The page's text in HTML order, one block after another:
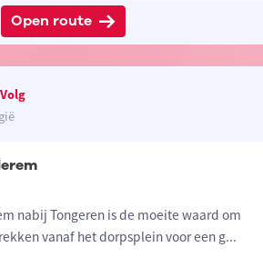
Open route
Volg
nabij Tongeren is de moeite waard om
vanaf het dorpsplein voor een g...